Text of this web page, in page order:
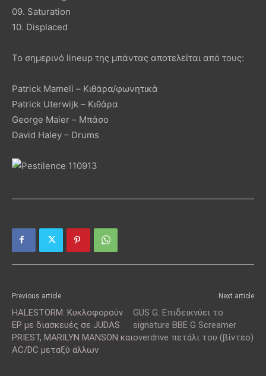
09. Saturation
10. Displaced
Το σημερινό lineup της μπάντας αποτελείται από τους:
Patrick Mameli – Κιθάρα/φωνητικά
Patrick Uterwijk – Κιθάρα
George Maier – Μπάσο
David Haley – Drums
Previous article
HALESTORM: Κυκλοφορούν
ΕΡ με διασκευές σε JUDAS
PRIEST, MARILYN MANSON και
AC/DC μεταξύ άλλων
Next article
GUS G: Επιδεικνύει το
signature BBE G Screamer
overdrive πετάλι του (βίντεο)